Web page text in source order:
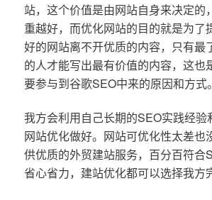
站，这个价值是由网站自身来决定的
重越好，而优化网站的目的就是为了
好的网站离不开优质的内容，只有最
的人才能写出最有价值的内容，这也
要参与到谷歌SEO中来的原因和方式。
我方会利用自己长期的SEO实践经验
网站优化做好。网站可优化性太差也
供优质的外贸建站服务，百分百符合
省心省力，建站优化都可以选择我方